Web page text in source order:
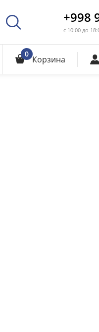
+998
с 10:00 до
0 Корзина